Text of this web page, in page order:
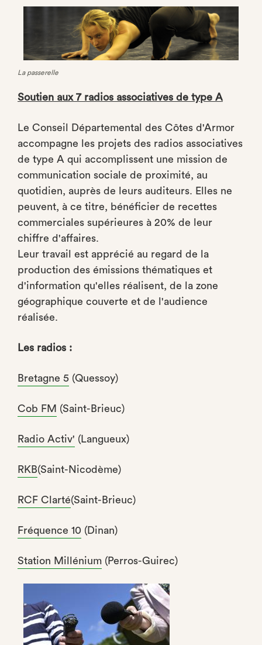
La passerelle
Soutien aux 7 radios associatives de type A
Le Conseil Départemental des Côtes d'Armor
accompagne les projets des radios associatives
de type A qui accomplissent une mission de
communication sociale de proximité, au
quotidien, auprès de leurs auditeurs. Elles ne
peuvent, à ce titre, bénéficier de recettes
commerciales supérieures à 20% de leur
chiffre d'affaires.
Leur travail est apprécié au regard de la
production des émissions thématiques et
d'information qu'elles réalisent, de la zone
géographique couverte et de l'audience
réalisée.
Les radios :
Bretagne 5 (Quessoy)
Cob FM (Saint-Brieuc)
Radio Activ' (Langueux)
RKB(Saint-Nicodème)
RCF Clarté(Saint-Brieuc)
Fréquence 10 (Dinan)
Station Millénium (Perros-Guirec)